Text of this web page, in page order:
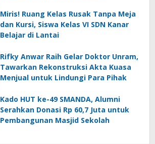
Miris! Ruang Kelas Rusak Tanpa Meja
dan Kursi, Siswa Kelas VI SDN Kanar
Belajar di Lantai
Rifky Anwar Raih Gelar Doktor Unram,
Tawarkan Rekonstruksi Akta Kuasa
Menjual untuk Lindungi Para Pihak
Kado HUT ke-49 SMANDA, Alumni
Serahkan Donasi Rp 60,7 Juta untuk
Pembangunan Masjid Sekolah